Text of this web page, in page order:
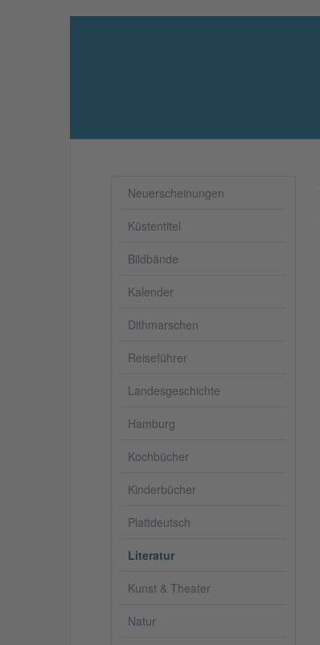
Neuerscheinungen
Küstentitel
Bildbände
Kalender
Dithmarschen
Reiseführer
Landesgeschichte
Hamburg
Kochbücher
Kinderbücher
Plattdeutsch
Literatur
Kunst & Theater
Natur